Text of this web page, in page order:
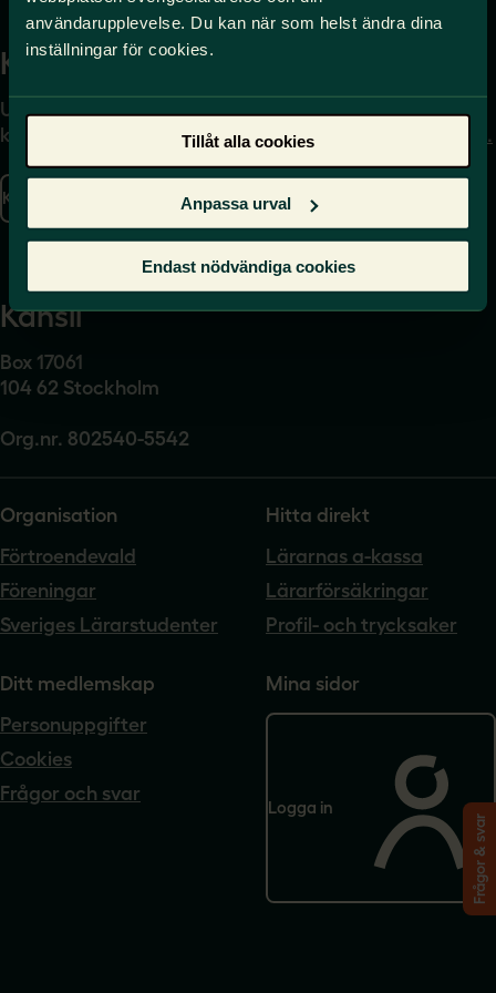
användarupplevelse. Du kan när som helst ändra dina
inställningar för cookies.
Tillåt alla cookies
Anpassa urval
Endast nödvändiga cookies
Kontakta
Uppgifter om hur du
kontaktar oss finns här.
Kontakta oss
Journalist – du når oss
på press@sverigeslarare.
se
Presskontakt
Kansli
Box 17061
104 62 Stockholm
Org.nr. 802540-5542
Organisation
Förtroendevald
Föreningar
Sveriges Lärarstudenter
Hitta direkt
Lärarnas a-kassa
Lärarförsäkringar
Profil- och trycksaker
Ditt medlemskap
Personuppgifter
Cookies
Frågor och svar
Mina sidor
Logga in
Frågor & svar